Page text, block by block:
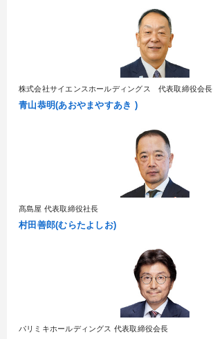
株式会社サイエンスホールディングス 代表取締役会長
青山恭明(あおやまやすあき )
髙島屋 代表取締役社長
村田善郎(むらたよしお)
パリミキホールディングス 代表取締役会長